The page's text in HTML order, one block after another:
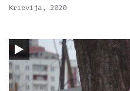
Krievija, 2020